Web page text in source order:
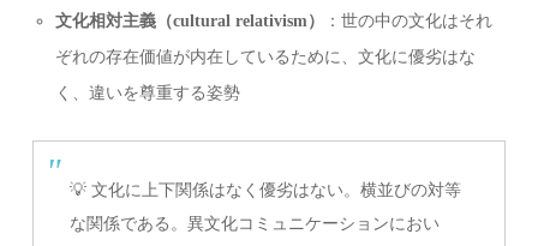
文化相対主義（cultural relativism）
：世の中の文化はそれ
ぞれの存在価値が内在しているために、文化に優劣はな
く、違いを尊重する姿勢
💡 文化に上下関係はなく優劣はない。横並びの対等
な関係である。異文化コミュニケーションにおい